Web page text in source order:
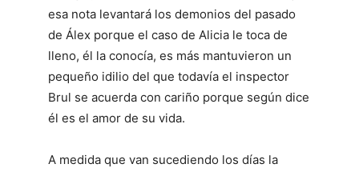
esa nota levantará los demonios del pasado
de Álex porque el caso de Alicia le toca de
lleno, él la conocía, es más mantuvieron un
pequeño idilio del que todavía el inspector
Brul se acuerda con cariño porque según dice
él es el amor de su vida.
A medida que van sucediendo los días la